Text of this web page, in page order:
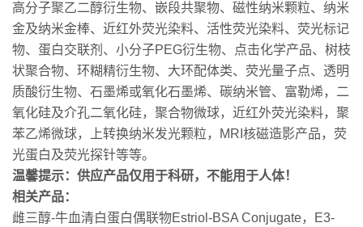
高分子聚乙二醇衍生物、嵌段共聚物、磁性纳米颗粒、纳米
金及纳米金棒、近红外荧光染料、活性荧光染料、荧光标记
物、蛋白交联剂、小分子PEG衍生物、点击化学产品、树枝
状聚合物、环糊精衍生物、大环配体类、荧光量子点、透明
质酸衍生物、石墨烯或氧化石墨烯、碳纳米管、富勒烯，二
氧化硅及介孔二氧化硅，聚合物微球，近红外荧光染料，聚
苯乙烯微球，上转换纳米发光颗粒，MRI核磁造影产品，荧
光蛋白及荧光探针等等。
温馨提示：供应产品仅用于科研，不能用于人体！
相关产品：
雌三醇-牛血清白蛋白偶联物Estriol-BSA Conjugate，E3-